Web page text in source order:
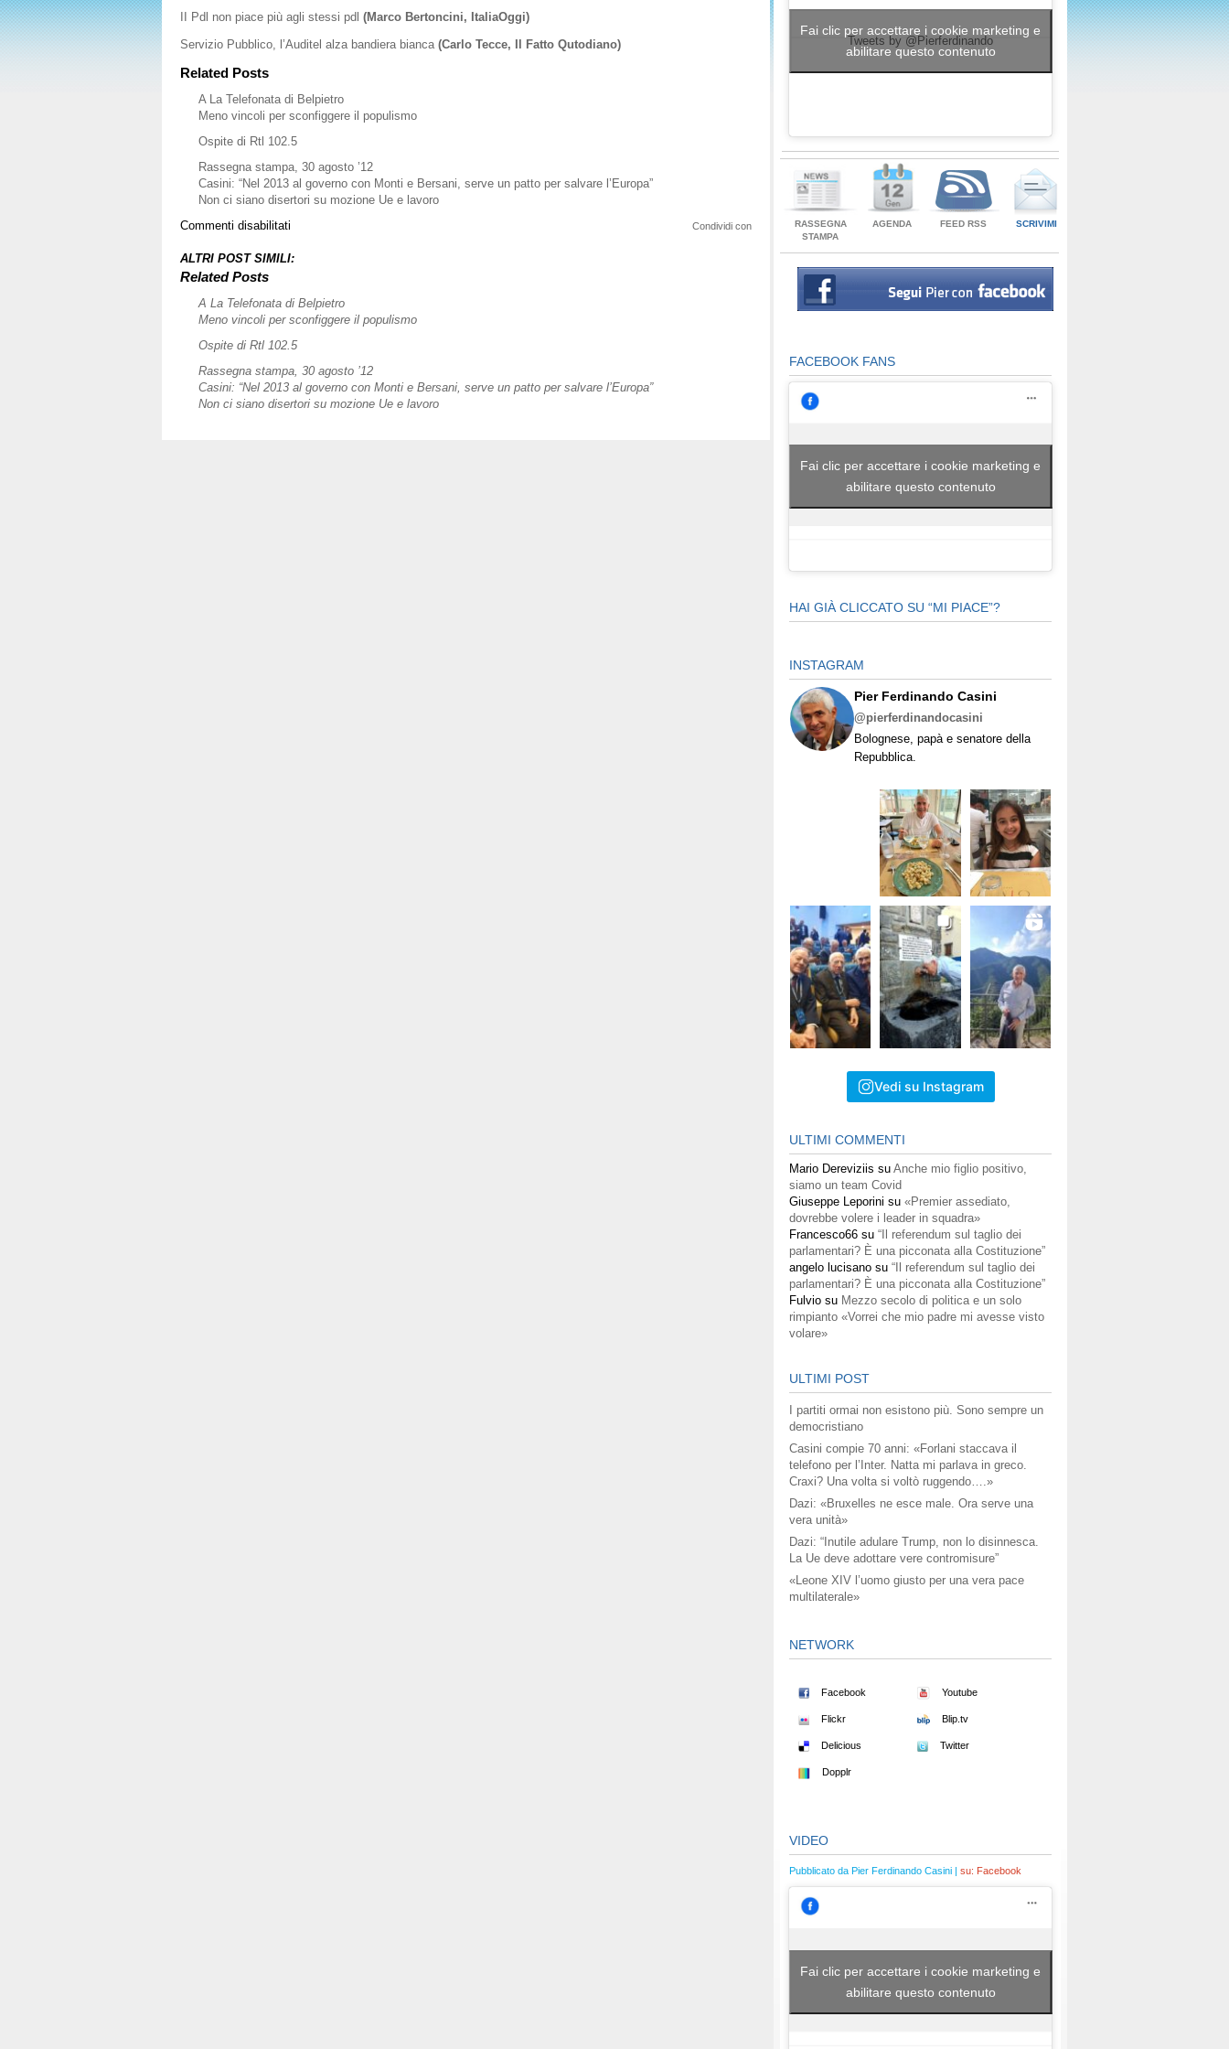
II Pdl non piace più agli stessi pdl (Marco Bertoncini, ItaliaOggi)
Servizio Pubblico, l’Auditel alza bandiera bianca (Carlo Tecce, Il Fatto Qutodiano)
Related Posts
A La Telefonata di Belpietro
Meno vincoli per sconfiggere il populismo
Ospite di Rtl 102.5
Rassegna stampa, 30 agosto ’12
Casini: “Nel 2013 al governo con Monti e Bersani, serve un patto per salvare l’Europa”
Non ci siano disertori su mozione Ue e lavoro
Commenti disabilitati
stampa,
2011
ALTRI POST SIMILI:
Related Posts
A La Telefonata di Belpietro
Meno vincoli per sconfiggere il populismo
Ospite di Rtl 102.5
Rassegna stampa, 30 agosto ’12
Casini: “Nel 2013 al governo con Monti e Bersani, serve un patto per salvare l’Europa”
Non ci siano disertori su mozione Ue e lavoro
Condividi con
Tweets by @Pierferdinando
Fai clic per accettare i cookie marketing e
abilitare questo contenuto
RASSEGNA
STAMPA
AGENDA FEED RSS SCRIVIMI
FACEBOOK FANS
Fai clic per accettare i cookie marketing e
abilitare questo contenuto
HAI GIÀ CLICCATO SU “MI PIACE”?
INSTAGRAM
Pier Ferdinando Casini
@pierferdinandocasini
Bolognese, papà e senatore della
Repubblica.
Vedi su Instagram
ULTIMI COMMENTI
Mario Dereviziis su Anche mio figlio positivo,
siamo un team Covid
Giuseppe Leporini su «Premier assediato,
dovrebbe volere i leader in squadra»
Francesco66 su “Il referendum sul taglio dei
parlamentari? È una picconata alla Costituzione”
angelo lucisano su “Il referendum sul taglio dei
parlamentari? È una picconata alla Costituzione”
Fulvio su Mezzo secolo di politica e un solo
rimpianto «Vorrei che mio padre mi avesse visto
volare»
ULTIMI POST
I partiti ormai non esistono più. Sono sempre un
democristiano
Casini compie 70 anni: «Forlani staccava il
telefono per l’Inter. Natta mi parlava in greco.
Craxi? Una volta si voltò ruggendo….»
Dazi: «Bruxelles ne esce male. Ora serve una
vera unità»
Dazi: “Inutile adulare Trump, non lo disinnesca.
La Ue deve adottare vere contromisure”
«Leone XIV l’uomo giusto per una vera pace
multilaterale»
NETWORK
Facebook Youtube
Flickr Blip.tv
Delicious Twitter
Dopplr
VIDEO
Pubblicato da Pier Ferdinando Casini | su: Facebook
Fai clic per accettare i cookie marketing e
abilitare questo contenuto